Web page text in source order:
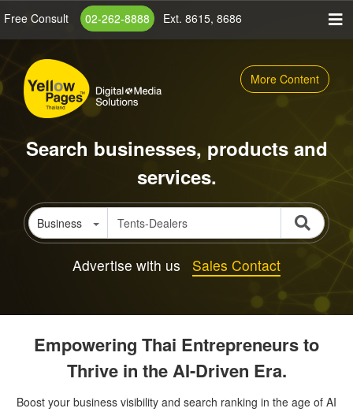
content
Free Consult 02-262-8888 Ext. 8615, 8686
More Content
Search businesses, products and
services.
Business
Advertise with us Sales Contact
Empowering Thai Entrepreneurs to
Thrive in the AI-Driven Era.
Boost your business visibility and search ranking in the age of AI